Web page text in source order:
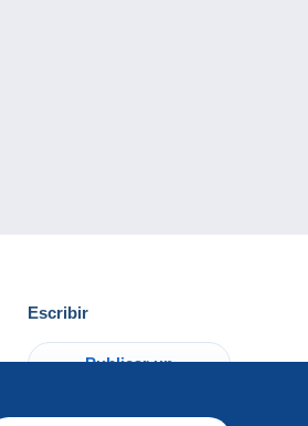
Escribir
Publicar un